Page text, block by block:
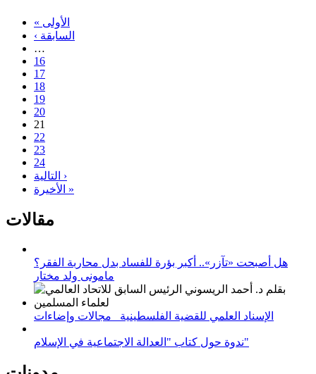
« الأولى
‹ السابقة
…
16
17
18
19
20
21
22
23
24
التالية ›
الأخيرة »
مقالات
هل أصبحت «تآزر».. أكبر بؤرة للفساد بدل محاربة الفقر؟
مامونى ولد مختار
الإسناد العلمي للقضية الفلسطينية_ مجالات وإضاءات
ندوة حول كتاب "العدالة الاجتماعية في الإسلام"